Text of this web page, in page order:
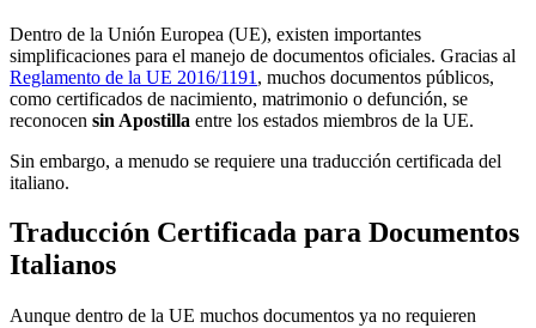
Dentro de la Unión Europea (UE), existen importantes
simplificaciones para el manejo de documentos oficiales. Gracias al
Reglamento de la UE 2016/1191 , muchos documentos públicos,
como certificados de nacimiento, matrimonio o defunción, se
reconocen sin Apostilla entre los estados miembros de la UE.
Sin embargo, a menudo se requiere una traducción certificada del
italiano.
Traducción Certificada para Documentos
Italianos
Aunque dentro de la UE muchos documentos ya no requieren